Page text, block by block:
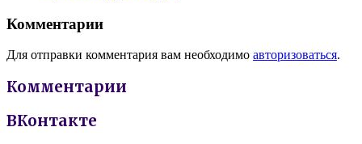
Комментарии
Для отправки комментария вам необходимо авторизоваться.
Комментарии
ВКонтакте